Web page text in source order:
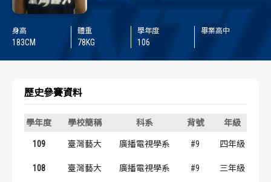
球隊資訊
選手資訊
歷屆冠軍
球隊資訊
選手資訊
歷屆冠軍
身高
183CM
體重
78KG
學年度
106
畢業高中
歷史參賽資料
學年度 學校簡稱 科系 背號 年級
109 臺灣藝大 廣播電視學系 #9 四年級
108 臺灣藝大 廣播電視學系 #9 三年級